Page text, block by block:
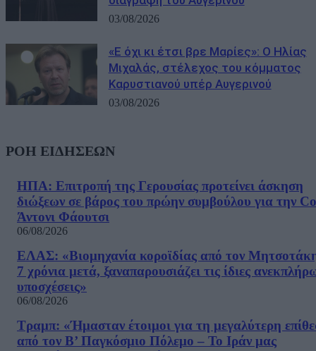
03/08/2026
«Ε όχι κι έτσι βρε Μαρίες»: Ο Ηλίας
Μιχαλάς, στέλεχος του κόμματος
Καρυστιανού υπέρ Αυγερινού
03/08/2026
ΡΟΗ ΕΙΔΗΣΕΩΝ
ΗΠΑ: Επιτροπή της Γερουσίας προτείνει άσκηση
διώξεων σε βάρος του πρώην συμβούλου για την
Άντονι Φάουτσι
06/08/2026
ΕΛΑΣ: «Βιομηχανία κοροϊδίας από τον
7 χρόνια μετά, ξαναπαρουσιάζει τις ίδιες
υποσχέσεις»
06/08/2026
Τραμπ: «Ήμασταν έτοιμοι για τη μεγαλύτερη
από τον Β’ Παγκόσμιο Πόλεμο – Το Ιράν μας